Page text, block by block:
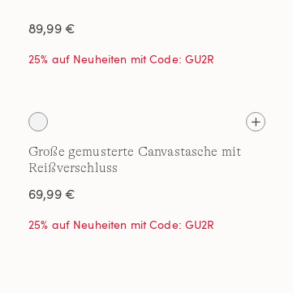
89,99 €
25% auf Neuheiten mit Code: GU2R
Große gemusterte Canvastasche mit
Reißverschluss
69,99 €
25% auf Neuheiten mit Code: GU2R